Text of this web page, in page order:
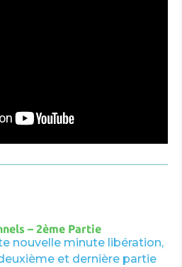
– 2ème Partie
nouvelle minute libération,
et dernière partie